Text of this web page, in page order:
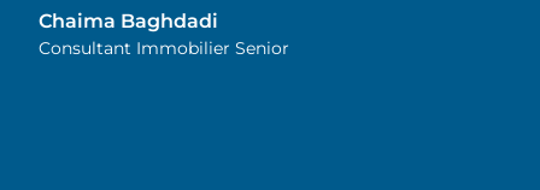
stress. J'apprécie
sincèrement son
Chaima Baghdadi
Consultant Immobilier Senior